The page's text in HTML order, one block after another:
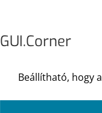
GUI.Corner
Beállítható, hogy a